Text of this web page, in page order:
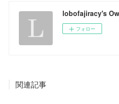
lobofajiracy's
フォロー
関連記事